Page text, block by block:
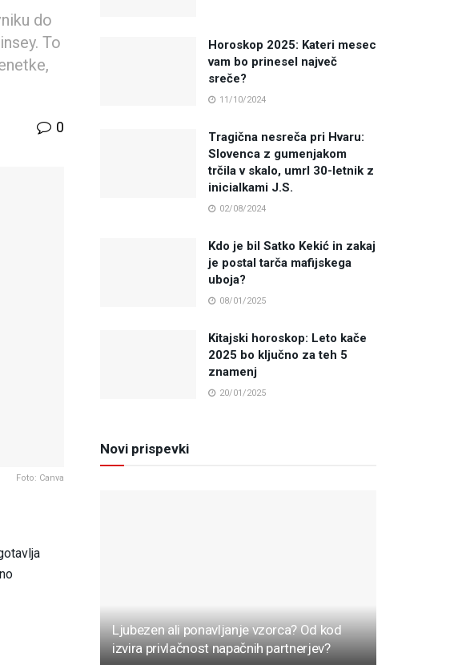
do
To
0
Foto: Canva
Horoskop 2025: Kateri mesec
vam bo prinesel največ
sreče?
11/10/2024
Tragična nesreča pri Hvaru:
Slovenca z gumenjakom
trčila v skalo, umrl 30-letnik z
inicialkami J.S.
02/08/2024
Kdo je bil Satko Kekić in zakaj
je postal tarča mafijskega
uboja?
08/01/2025
Kitajski horoskop: Leto kače
2025 bo ključno za teh 5
znamenj
20/01/2025
Novi prispevki
Ljubezen ali ponavljanje vzorca? Od kod
izvira privlačnost napačnih partnerjev?